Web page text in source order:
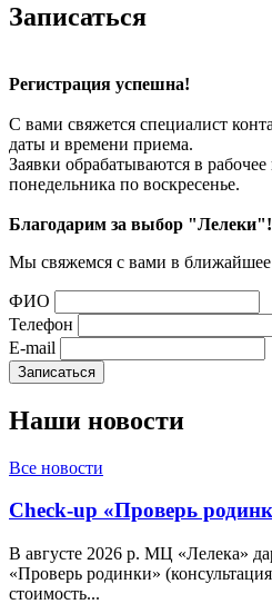
Записаться
Регистрация успешна!
С вами свяжется специалист
даты и времени приема.
Заявки обрабатываются в
понедельника по воскресенье.
Благодарим за выбор "Лелеки"!
Мы свяжемся с вами в ближайшее
ФИО
Телефон
E-mail
Наши новости
Все новости
Check-up «Проверь
В августе 2026 р. МЦ «Лелека»
«Проверь родинки»
стоимость...